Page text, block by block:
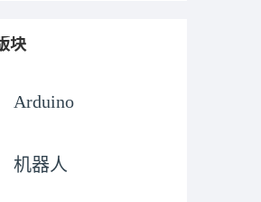
块
Arduino
机器人